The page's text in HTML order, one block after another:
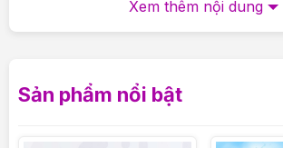
Thành phần và công dụng:
– Nước Xịt Khoáng Dưỡng Ẩm
Xem thêm nội dung
Sản phẩm nổi bật